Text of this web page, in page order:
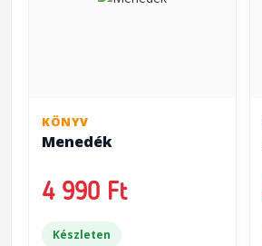
KÖNYV
Menedék
4 990 Ft
Készleten